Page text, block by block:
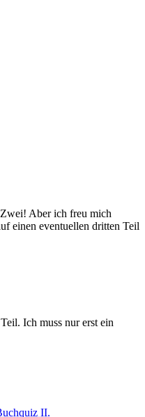
Aber ich freu mich
einen eventuellen dritten Teil
Ich muss nur erst ein
II.